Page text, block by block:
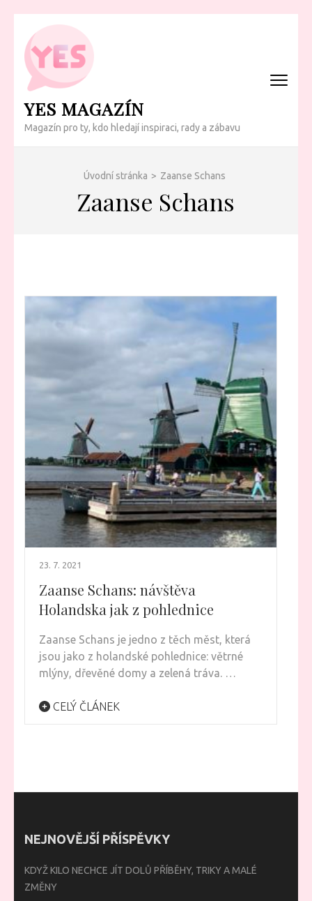
Přeskočit
obsah
(Enter)
YES MAGAZÍN
Magazín pro ty, kdo hledají inspiraci, rady a zábavu
Úvodní stránka > Zaanse Schans
Zaanse Schans
23. 7. 2021
Zaanse Schans: návštěva
Holandska jak z pohlednice
Zaanse Schans je jedno z těch měst, která
jsou jako z holandské pohlednice: větrné
mlýny, dřevěné domy a zelená tráva. …
CELÝ ČLÁNEK
NEJNOVĚJŠÍ PŘÍSPĚVKY
KDYŽ KILO NECHCE JÍT DOLŮ PŘÍBĚHY, TRIKY A MALÉ
ZMĚNY